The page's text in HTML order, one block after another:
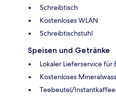
Schreibtisch
Kostenloses WLAN
Schreibtischstuhl
Speisen und Getränke
Lokaler Lieferservice für
Kostenloses
Teebeutel/Instantkaffee